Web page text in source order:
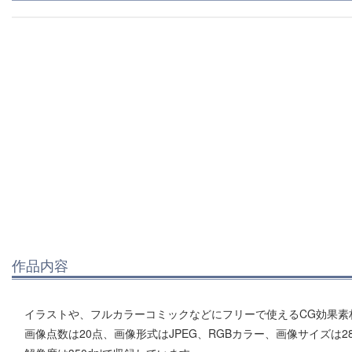
作品内容
イラストや、フルカラーコミックなどにフリーで使えるCG効果素
画像点数は20点、画像形式はJPEG、RGBカラー、画像サイズは